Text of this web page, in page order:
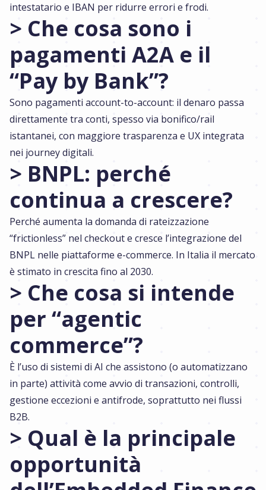
intestatario e IBAN per ridurre errori e frodi.
> Che cosa sono i
pagamenti A2A e il
“Pay by Bank”?
Sono pagamenti account-to-account: il denaro passa
direttamente tra conti, spesso via bonifico/rail
istantanei, con maggiore trasparenza e UX integrata
nei journey digitali.
> BNPL: perché
continua a crescere?
Perché aumenta la domanda di rateizzazione
“frictionless” nel checkout e cresce l’integrazione del
BNPL nelle piattaforme e-commerce. In Italia il mercato
è stimato in crescita fino al 2030.
> Che cosa si intende
per “agentic
commerce”?
È l’uso di sistemi di AI che assistono (o automatizzano
in parte) attività come avvio di transazioni, controlli,
gestione eccezioni e antifrode, soprattutto nei flussi
B2B.
> Qual è la principale
opportunità